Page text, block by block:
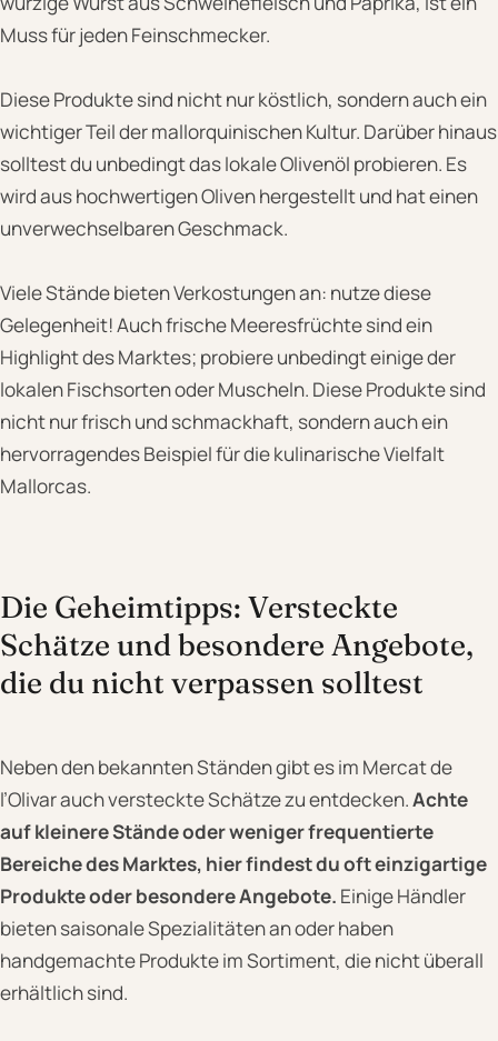
Muss für jeden Feinschmecker.
Diese Produkte sind nicht nur köstlich, sondern auch ein
wichtiger Teil der mallorquinischen Kultur. Darüber hinaus
solltest du unbedingt das lokale Olivenöl probieren. Es
wird aus hochwertigen Oliven hergestellt und hat einen
unverwechselbaren Geschmack.
Viele Stände bieten Verkostungen an: nutze diese
Gelegenheit! Auch frische Meeresfrüchte sind ein
Highlight des Marktes; probiere unbedingt einige der
lokalen Fischsorten oder Muscheln. Diese Produkte sind
nicht nur frisch und schmackhaft, sondern auch ein
hervorragendes Beispiel für die kulinarische Vielfalt
Mallorcas.
Die Geheimtipps: Versteckte
Schätze und besondere Angebote,
die du nicht verpassen solltest
Neben den bekannten Ständen gibt es im Mercat de
l’Olivar auch versteckte Schätze zu entdecken.Achte
auf kleinere Stände oder weniger frequentierte
Bereiche des Marktes, hier findest du oft einzigartige
Produkte oder besondere Angebote. Einige Händler
bieten saisonale Spezialitäten an oder haben
handgemachte Produkte im Sortiment, die nicht überall
erhältlich sind.